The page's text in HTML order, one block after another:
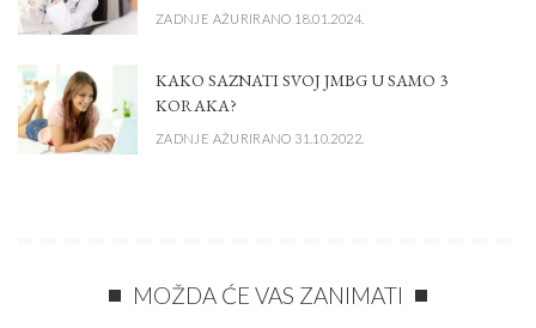
ZADNJE AŽURIRANO 18.01.2024.
KAKO SAZNATI SVOJ JMBG U SAMO 3
KORAKA?
ZADNJE AŽURIRANO 31.10.2022.
MOŽDA ĆE VAS ZANIMATI